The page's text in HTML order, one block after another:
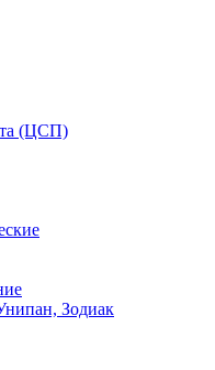
(ЦСП)
Зодиак